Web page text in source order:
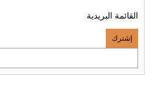
القائمة البريدية